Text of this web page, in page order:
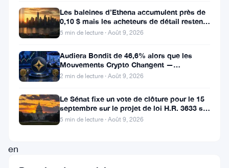
une
étape
majeure
dans
secteur
des
actifs
en
Les baleines d’Ethena accumulent près de
0,10 $ mais les acheteurs de détail restent
à l’écart
5 min de lecture · Août 9, 2026
Audiera Bondit de 46,6% alors que les
Mouvements Crypto Changent —
Mouvements Quotidiens 9 Août
2 min de lecture · Août 9, 2026
Le Sénat fixe un vote de clôture pour le 15
septembre sur le projet de loi H.R. 3633 sur
le marché des cryptos
5 min de lecture · Août 9, 2026